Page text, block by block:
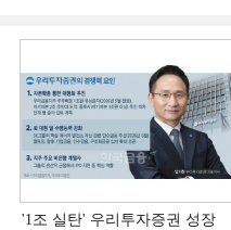
'1조 실탄' 우리투자증권 성장